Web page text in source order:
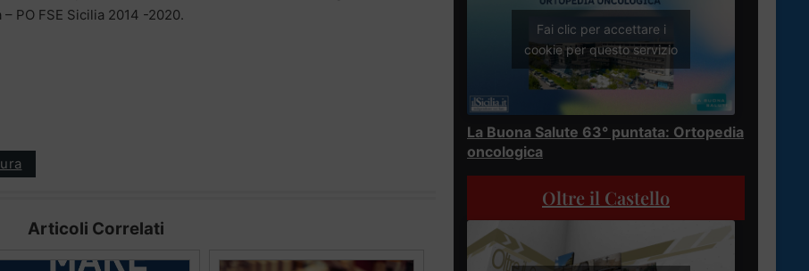
PO FSE Sicilia 2014 -2020.
Articoli Correlati
Fai clic per accettare i
cookie per questo servizio
La Buona Salute 63° puntata: Ortopedia
oncologica
Oltre il Castello